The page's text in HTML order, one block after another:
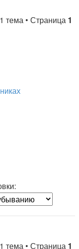
тема • Страница 1
тема • Страница 1